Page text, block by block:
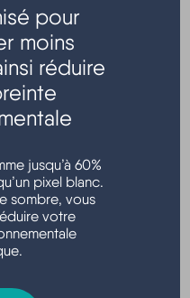
pour
moins
réduire
jusqu’à 60%
pixel blanc.
sombre, vous
votre